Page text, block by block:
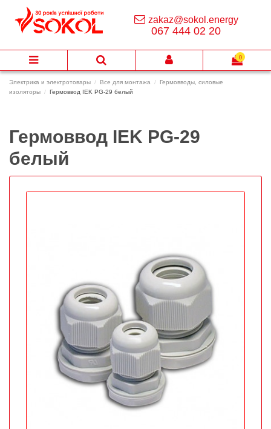
Электрика и электротовары Все для монтажа
Гермовводы, силовые
изоляторы
Гермоввод IEK PG-29 белый
Гермоввод IEK PG-29
белый
zakaz@sokol.energy
067 444 02 20
0